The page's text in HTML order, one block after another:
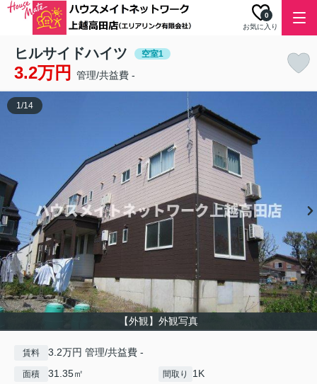
お気に入り
0
ヒルサイドハイツ 空室1
3.2万円 管理/共益費 -
【外観】外観写真
1/14
賃料 3.2万円 管理/共益費 -
面積 31.35㎡ 間取り 1K